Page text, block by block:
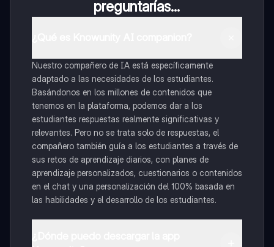
preguntarías...
Nuestro compañero de IA está específicamente
adaptado a las necesidades de los estudiantes.
Basándonos en los millones de contenidos que
tenemos en la plataforma, podemos dar a los
estudiantes respuestas realmente significativas y
relevantes. Pero no se trata solo de respuestas, el
compañero también guía a los estudiantes a través de
sus retos de aprendizaje diarios, con planes de
aprendizaje personalizados, cuestionarios o contenidos
en el chat y una personalización del 100% basada en
las habilidades y el desarrollo de los estudiantes.